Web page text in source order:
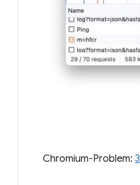
Chromium-Problem: